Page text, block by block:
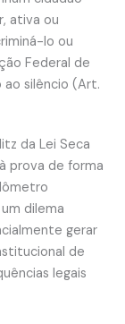
ativa ou
lo ou
Federal de
ao silêncio (Art.
da Lei Seca
prova de forma
dilema
gerar
de
legais